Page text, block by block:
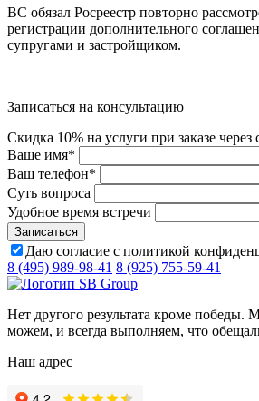
ВС обязал Росреестр повторно
регистрации дополнительного
супругами и застройщиком.
Записаться на консультацию
Скидка 10% на услуги при заказе через
Ваше имя*
Ваш телефон*
Суть вопроса
Удобное время встречи
Даю согласие с политикой
8 (495) 989-98-41 8 (925) 755-59-41
Нет другого результата кроме победы.
можем, и всегда выполняем, что
Наш адрес